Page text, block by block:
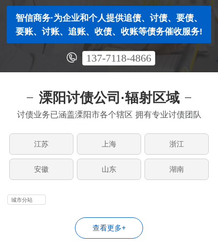
智信商务·为企业和个人提供追债、讨债、要债、
要账、讨账、追账、收债、收账等债务催收服务!
137-7118-4866
溧阳讨债公司·辐射区域
讨债业务已涵盖溧阳市各个辖区 拥有专业讨债团队
江苏 上海 浙江
安徽 山东 湖南
城市分站
查看更多+